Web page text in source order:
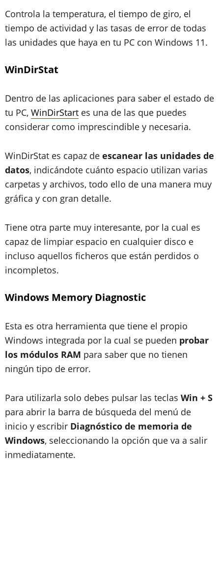
Controla la temperatura, el tiempo de giro, el
tiempo de actividad y las tasas de error de todas
las unidades que haya en tu PC con Windows 11.
WinDirStat
Dentro de las aplicaciones para saber el estado de
tu PC, WinDirStart es una de las que puedes
considerar como imprescindible y necesaria.
WinDirStat es capaz de escanear las unidades de
datos, indicándote cuánto espacio utilizan varias
carpetas y archivos, todo ello de una manera muy
gráfica y con gran detalle.
Tiene otra parte muy interesante, por la cual es
capaz de limpiar espacio en cualquier disco e
incluso aquellos ficheros que están perdidos o
incompletos.
Windows Memory Diagnostic
Esta es otra herramienta que tiene el propio
Windows integrada por la cual se pueden probar
los módulos RAM para saber que no tienen
ningún tipo de error.
Para utilizarla solo debes pulsar las teclas Win + S
para abrir la barra de búsqueda del menú de
inicio y escribir Diagnóstico de memoria de
Windows, seleccionando la opción que va a salir
inmediatamente.